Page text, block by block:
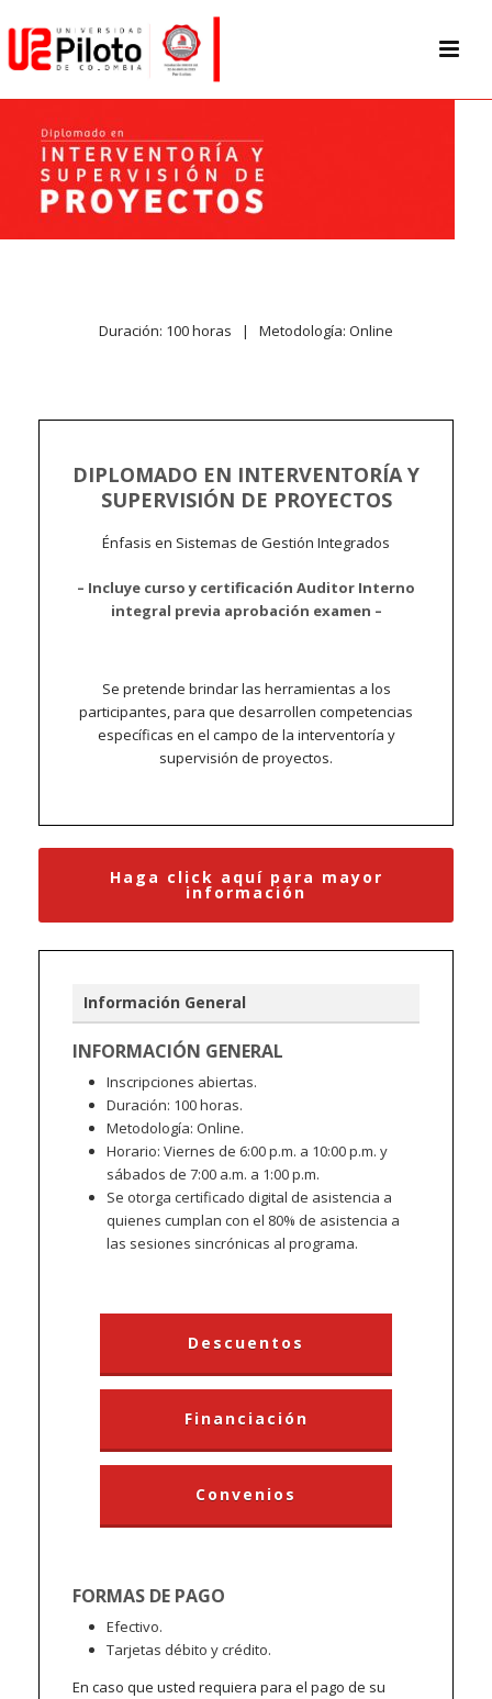
Duración: 100 horas | Metodología: Online
DIPLOMADO EN INTERVENTORÍA Y
SUPERVISIÓN DE PROYECTOS
Énfasis en Sistemas de Gestión Integrados
– Incluye curso y certificación Auditor Interno
integral previa aprobación examen –
Se pretende brindar las herramientas a los
participantes, para que desarrollen competencias
específicas en el campo de la interventoría y
supervisión de proyectos.
Haga click aquí para mayor
información
Información General
INFORMACIÓN GENERAL
Inscripciones abiertas.
Duración: 100 horas.
Metodología: Online.
Horario: Viernes de 6:00 p.m. a 10:00 p.m. y
sábados de 7:00 a.m. a 1:00 p.m.
Se otorga certificado digital de asistencia a
quienes cumplan con el 80% de asistencia a
las sesiones sincrónicas al programa.
Descuentos
Financiación
Convenios
FORMAS DE PAGO
Efectivo.
Tarjetas débito y crédito.
En caso que usted requiera para el pago de su